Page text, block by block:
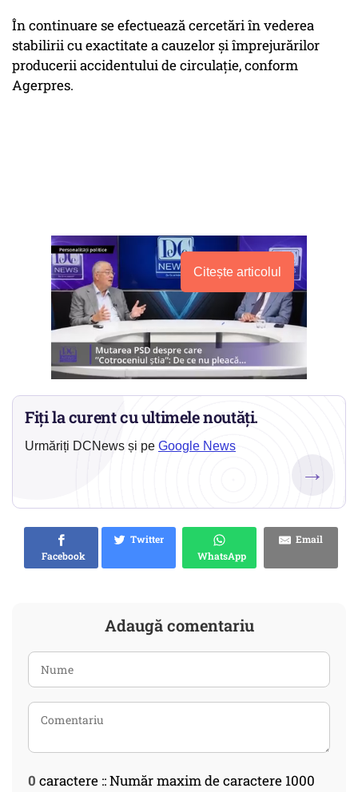
În continuare se efectuează cercetări în vederea
stabilirii cu exactitate a cauzelor şi împrejurărilor
producerii accidentului de circulaţie, conform
Agerpres.
Citește articolul
Fiți la curent cu ultimele noutăți.
Urmăriți DCNews și pe Google News
→
Facebook
Twitter
WhatsApp
Email
Adaugă comentariu
0 caractere :: Număr maxim de caractere 1000